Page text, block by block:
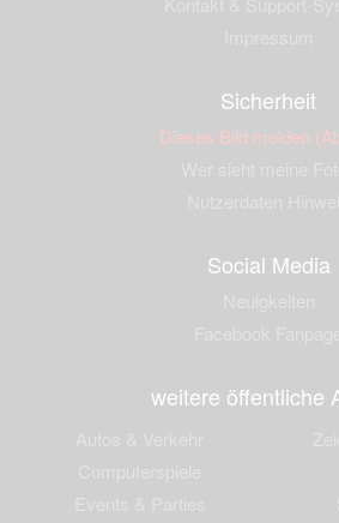
Sicherheit
Dieses Bild melden
Social Media
weitere öffentliche